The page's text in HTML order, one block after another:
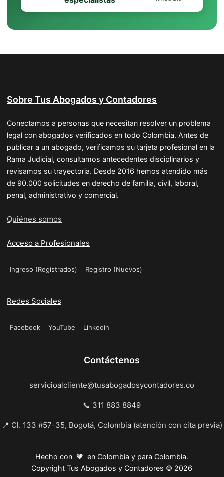
Sobre Tus Abogados y Contadores
Conectamos a personas que necesitan resolver un problema
legal con abogados verificados en todo Colombia. Antes de
publicar a un abogado, verificamos su tarjeta profesional en la
Rama Judicial, consultamos antecedentes disciplinarios y
revisamos su trayectoria. Desde 2016 hemos atendido más
de 90.000 solicitudes en derecho de familia, civil, laboral,
penal, administrativo y comercial.
Quiénes somos
Acceso a Profesionales
Ingreso (Registrados) Registro (Nuevos)
Redes Sociales
Facebook YouTube Linkedin
Contáctenos
servicioalcliente@tusabogadosycontadores.co
📞 311 883 8849
📍 Cl. 133 #57-35, Bogotá, Colombia (atención con cita previa)
Hecho con 🧡 en Colombia y para Colombia.
Copyright Tus Abogados y Contadores © 2026